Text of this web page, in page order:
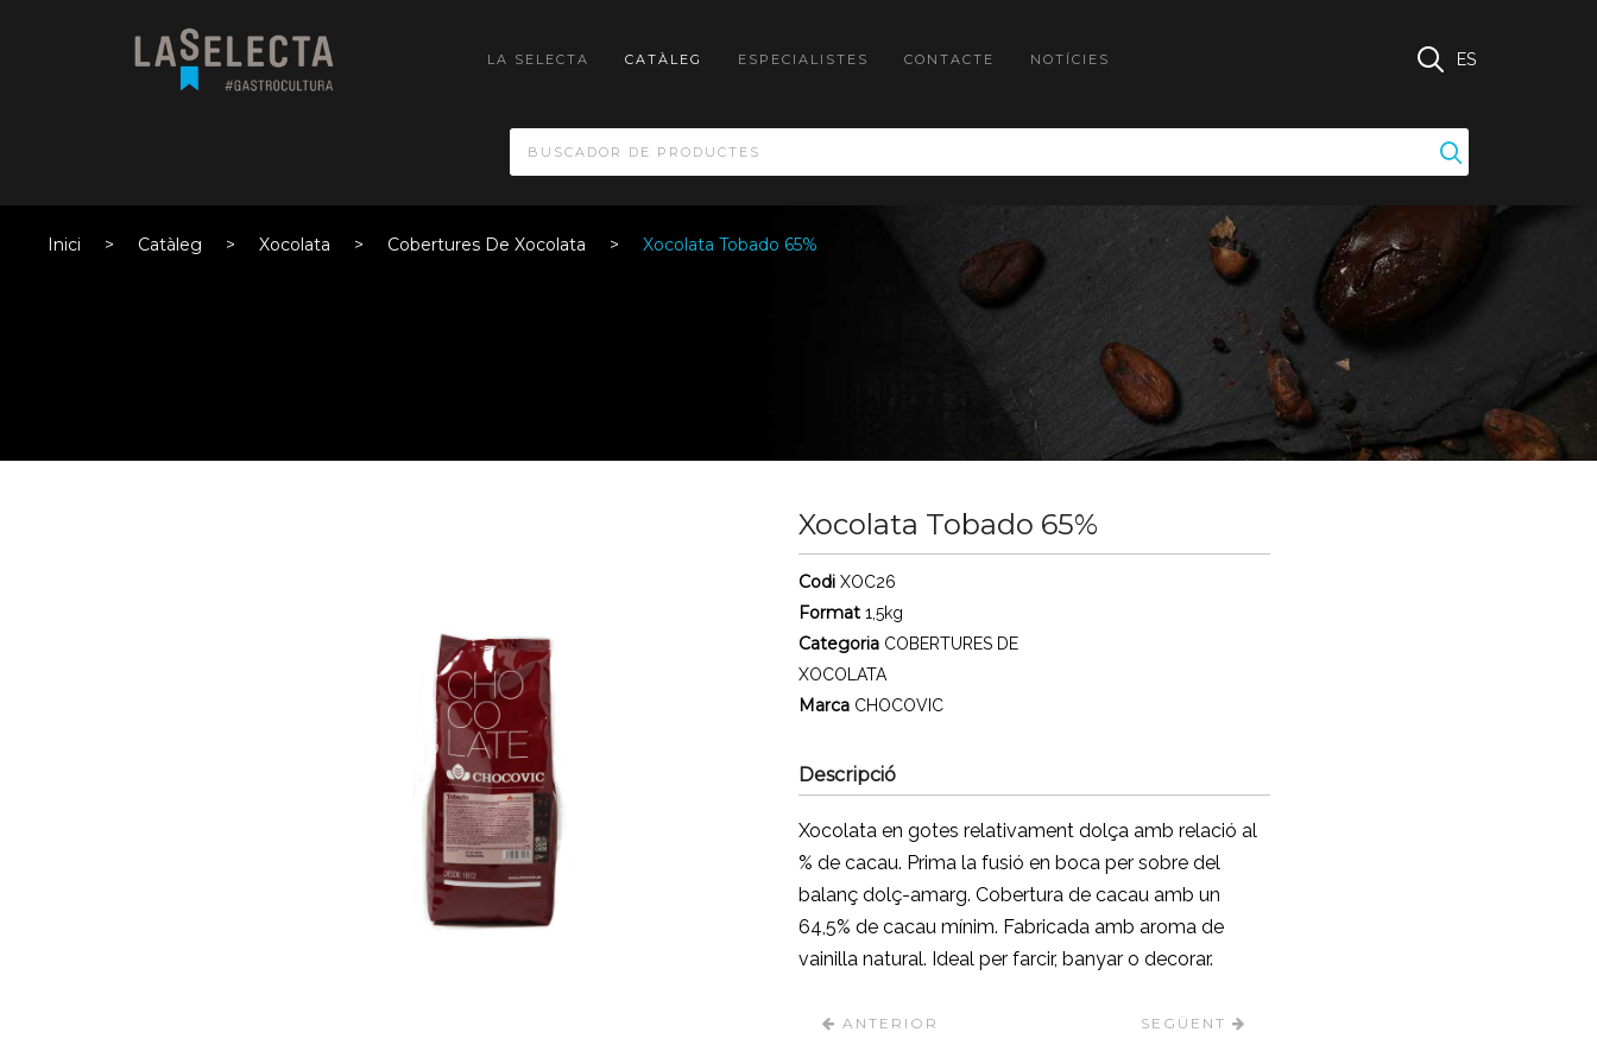
LA SELECTA CATÀLEG ESPECIALISTES CONTACTE NOTÍCIES ES
Inici Catàleg Xocolata Cobertures De Xocolata Xocolata Tobado 65%
Xocolata Tobado 65%
Codi XOC26
Format 1,5kg
Categoria COBERTURES DE
XOCOLATA
Marca CHOCOVIC
Descripció
Xocolata en gotes relativament dolça amb relació al
% de cacau. Prima la fusió en boca per sobre del
balanç dolç-amarg. Cobertura de cacau amb un
64,5% de cacau mínim. Fabricada amb aroma de
vainilla natural. Ideal per farcir, banyar o decorar.
ANTERIOR SEGÜENT